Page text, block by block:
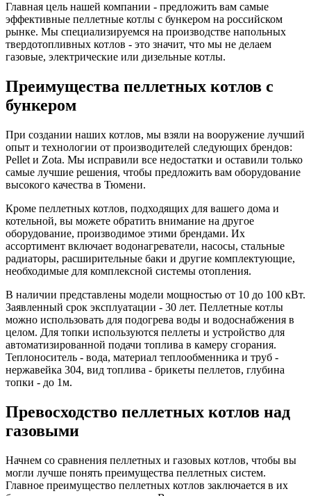
Главная цель нашей компании - предложить вам самые
эффективные пеллетные котлы с бункером на российском
рынке. Мы специализируемся на производстве напольных
твердотопливных котлов - это значит, что мы не делаем
газовые, электрические или дизельные котлы.
Преимущества пеллетных котлов с
бункером
При создании наших котлов, мы взяли на вооружение лучший
опыт и технологии от производителей следующих брендов:
Pellet и Zota. Мы исправили все недостатки и оставили только
самые лучшие решения, чтобы предложить вам оборудование
высокого качества в Тюмени.
Кроме пеллетных котлов, подходящих для вашего дома и
котельной, вы можете обратить внимание на другое
оборудование, производимое этими брендами. Их
ассортимент включает водонагреватели, насосы, стальные
радиаторы, расширительные баки и другие комплектующие,
необходимые для комплексной системы отопления.
В наличии представлены модели мощностью от 10 до 100 кВт.
Заявленный срок эксплуатации - 30 лет. Пеллетные котлы
можно использовать для подогрева воды и водоснабжения в
целом. Для топки используются пеллеты и устройство для
автоматизированной подачи топлива в камеру сгорания.
Теплоноситель - вода, материал теплообменника и труб -
нержавейка 304, вид топлива - брикеты пеллетов, глубина
топки - до 1м.
Превосходство пеллетных котлов над
газовыми
Начнем со сравнения пеллетных и газовых котлов, чтобы вы
могли лучше понять преимущества пеллетных систем.
Главное преимущество пеллетных котлов заключается в их